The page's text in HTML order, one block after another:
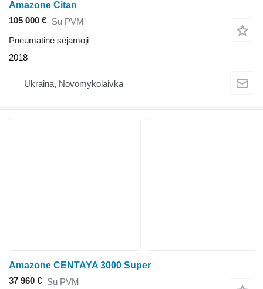
Amazone Citan
105 000 € Su PVM
Pneumatinė sėjamoji
2018
Ukraina, Novomykolaivka
Amazone CENTAYA 3000 Super
37 960 € Su PVM